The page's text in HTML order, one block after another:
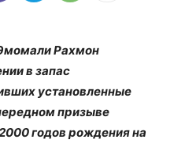
Рахмон
в запас
установленные
призыве
годов рождения на